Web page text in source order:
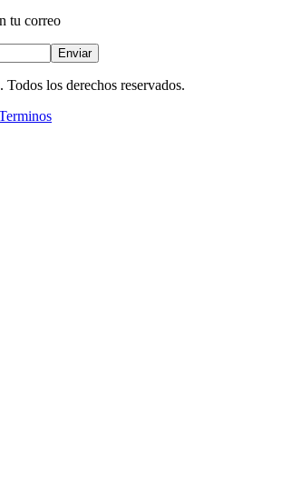
tu correo
Enviar
. Todos los derechos reservados.